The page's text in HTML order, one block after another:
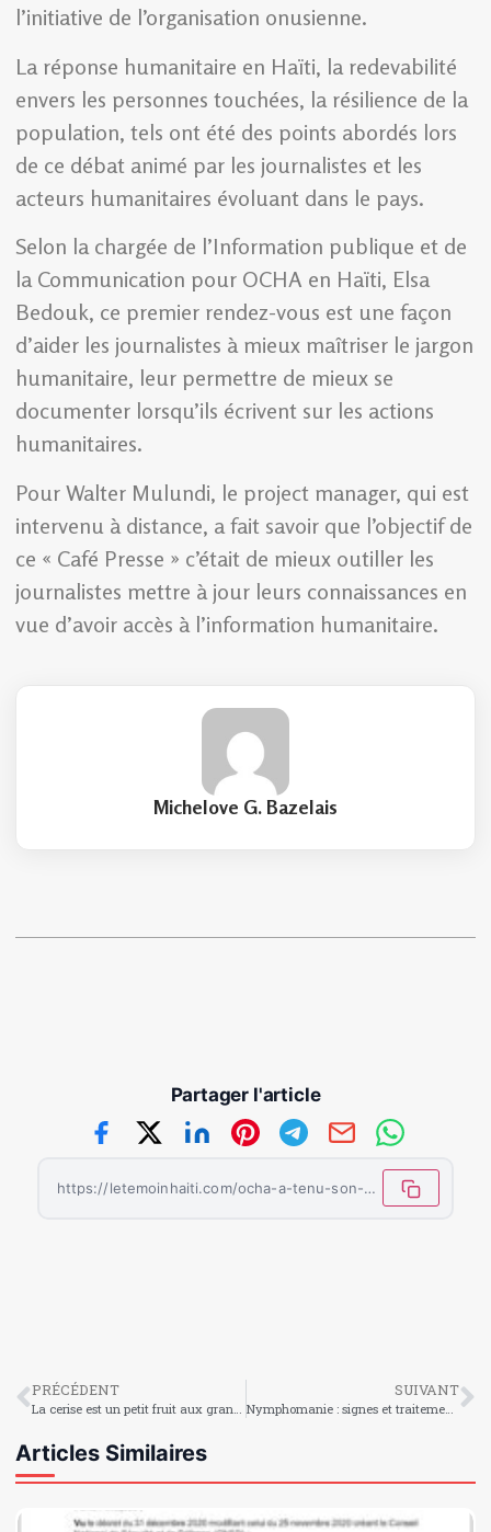
l’initiative de l’organisation onusienne.
La réponse humanitaire en Haïti, la redevabilité
envers les personnes touchées, la résilience de la
population, tels ont été des points abordés lors
de ce débat animé par les journalistes et les
acteurs humanitaires évoluant dans le pays.
Selon la chargée de l’Information publique et de
la Communication pour OCHA en Haïti, Elsa
Bedouk, ce premier rendez-vous est une façon
d’aider les journalistes à mieux maîtriser le jargon
humanitaire, leur permettre de mieux se
documenter lorsqu’ils écrivent sur les actions
humanitaires.
Pour Walter Mulundi, le project manager, qui est
intervenu à distance, a fait savoir que l’objectif de
ce « Café Presse » c’était de mieux outiller les
journalistes mettre à jour leurs connaissances en
vue d’avoir accès à l’information humanitaire.
Michelove G. Bazelais
Partager l'article
https://letemoinhaiti.com/ocha-a-tenu-son-premier-cafe-presse-haiti/
PRÉCÉDENT SUIVANT
Nymphomanie : signes et traitements d’une hypersexualité
Articles Similaires